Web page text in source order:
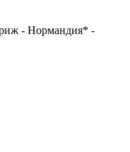
- Нормандия* -